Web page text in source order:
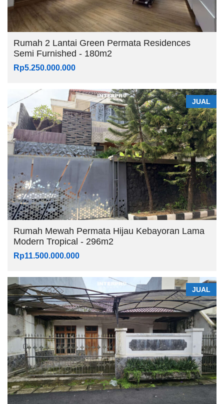
Rumah 2 Lantai Green Permata Residences
Semi Furnished - 180m2
Rp5.250.000.000
JUAL
Rumah Mewah Permata Hijau Kebayoran Lama
Modern Tropical - 296m2
Rp11.500.000.000
JUAL